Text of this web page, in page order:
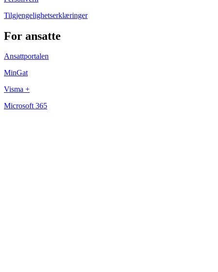
Tilgjengelighetserklæringer
For ansatte
Ansattportalen
MinGat
Visma +
Microsoft 365